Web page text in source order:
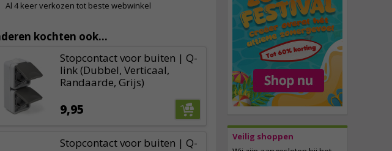
Veilig shoppen
Al 4 keer verkozen tot beste webwinkel
kochten ook...
Stopcontact voor buiten | Q-
link (Dubbel, Verticaal,
Randaarde, Grijs)
9,95
Stopcontact voor buiten | Q-